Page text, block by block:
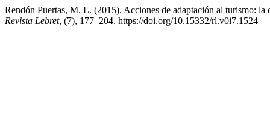
Rendón Puertas, M. L. (2015). Acciones de adaptación al turismo:
Revista Lebret, (7), 177–204. https://doi.org/10.15332/rl.v0i7.1524